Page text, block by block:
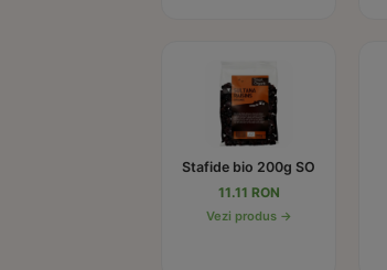
Stafide bio 200g SO
11.11 RON
Vezi produs →